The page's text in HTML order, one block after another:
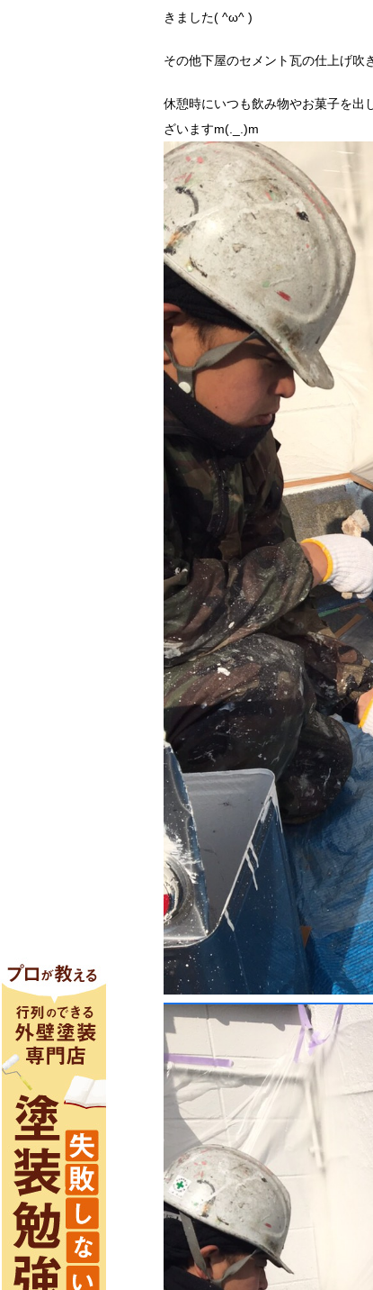
きました( ^ω^ )
その他下屋のセメント瓦の仕上げ吹
休憩時にいつも飲み物やお菓子を出
ざいますm(._.)m